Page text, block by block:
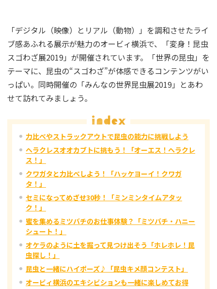
「デジタル（映像）とリアル（動物）」を調和させたライ
ブ感あふれる展示が魅力のオービィ横浜で、「変身！昆虫
スゴわざ展2019」が開催されています。「世界の昆虫」を
テーマに、昆虫の“スゴわざ”が体感できるコンテンツがい
っぱい。同時開催の「みんなの世界昆虫展2019」とあわ
せて訪れてみましょう。
力比べやストラックアウトで昆虫の能力に挑戦しよう
ヘラクレスオオカブトに挑もう！「オーエス！ヘラクレ
ス！」
クワガタと力比べしよう！「ハッケヨーイ！クワガ
タ！」
セミになってめざせ30秒！「ミンミンタイムアタッ
ク！」
蜜を集めるミツバチのお仕事体験？「ミツバチ・ハニー
シュート！」
オケラのように土を掘って見つけ出そう「ホレホレ！昆
虫探し！」
昆虫と一緒にハイポーズ♪「昆虫キメ顔コンテスト」
オービィ横浜のエキシビションも一緒に楽しめてお得